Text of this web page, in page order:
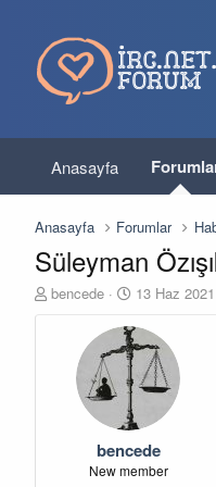
Anasayfa
Anasayfa Forumlar
Süleyman
K
bencede
B
ş
l
a
n
g
ı
ç
t
13 Haz 2021
bencede
New member